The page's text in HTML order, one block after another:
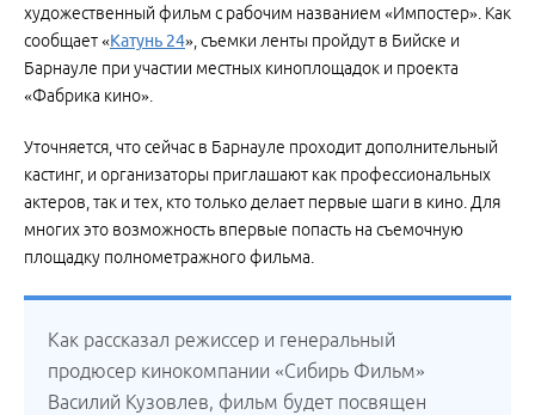
художественный фильм с рабочим названием «Импостер». Как
сообщает «Катунь 24», съемки ленты пройдут в Бийске и
Барнауле при участии местных киноплощадок и проекта
«Фабрика кино».
Уточняется, что сейчас в Барнауле проходит дополнительный
кастинг, и организаторы приглашают как профессиональных
актеров, так и тех, кто только делает первые шаги в кино. Для
многих это возможность впервые попасть на съемочную
площадку полнометражного фильма.
Как рассказал режиссер и генеральный
продюсер кинокомпании «Сибирь Фильм»
Василий Кузовлев, фильм будет посвящен